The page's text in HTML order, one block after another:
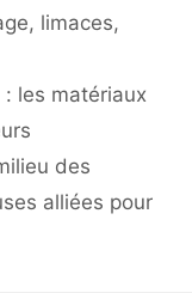
, limaces,
les matériaux
des
alliées pour